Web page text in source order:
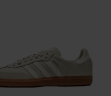
NIKE AIR FORCE 1 SHADOW
NIKE AIR MAX